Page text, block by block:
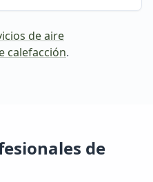
de aire
calefacción.
de